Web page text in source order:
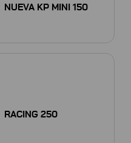
NUEVA KP MINI 150
RACING 250